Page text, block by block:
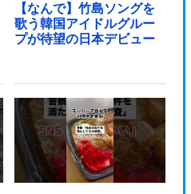
【なんで】竹島ソングを
歌う韓国アイドルグルー
プが待望の日本デビュー